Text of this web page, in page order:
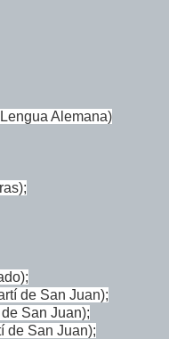
Alemana)
de San Juan);
San Juan);
de San Juan);